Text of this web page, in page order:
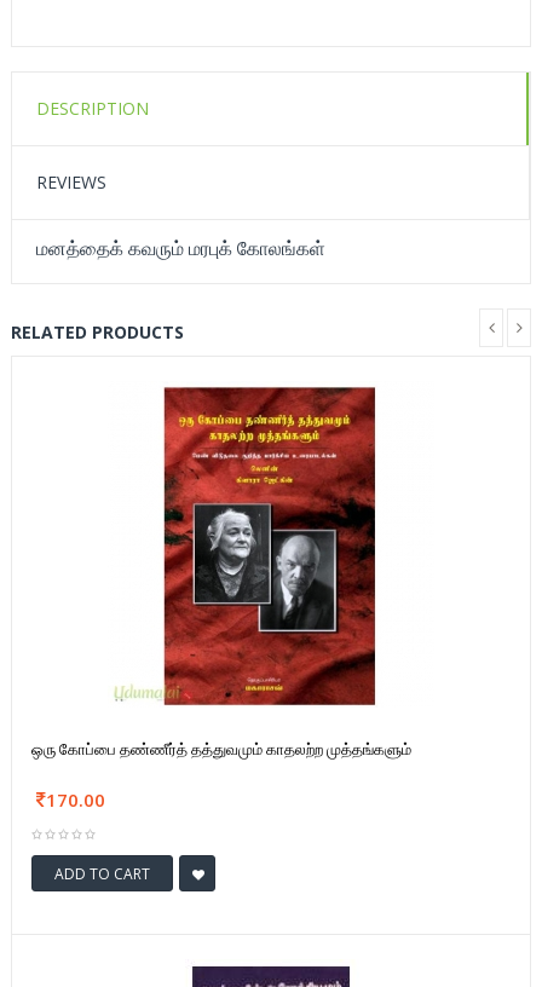
DESCRIPTION
REVIEWS
மனத்தைக் கவரும் மரபுக் கோலங்கள்
RELATED PRODUCTS
ஒரு கோப்பை தண்ணீர்த் தத்துவமும் காதலற்ற முத்தங்களும்
170.00
ADD TO CART